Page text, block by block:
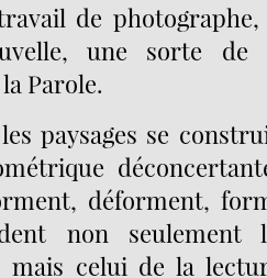
de
une sorte de
Parole.
paysages se
déforment,
non
mais celui de la